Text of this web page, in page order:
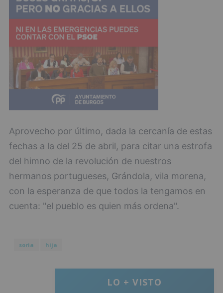
Aprovecho por último, dada la cercanía de estas
fechas a la del 25 de abril, para citar una estrofa
del himno de la revolución de nuestros
hermanos portugueses, Grándola, vila morena,
con la esperanza de que todos la tengamos en
cuenta: "el pueblo es quien más ordena".
soria hija
LO + VISTO